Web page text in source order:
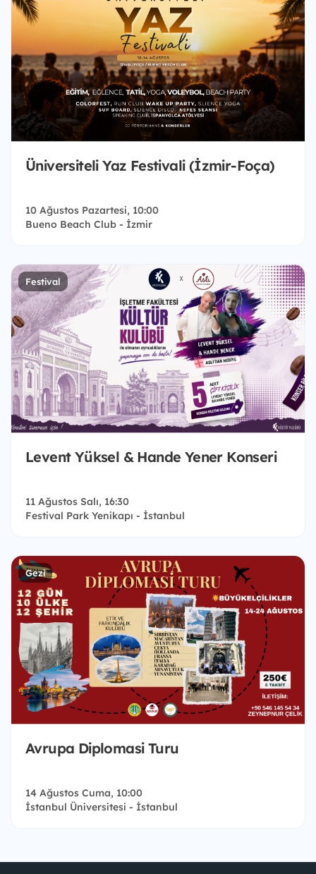
Üniversiteli Yaz Festivali (İzmir-Foça)
10 Ağustos Pazartesi, 10:00
Bueno Beach Club - İzmir
Festival
Levent Yüksel & Hande Yener Konseri
11 Ağustos Salı, 16:30
Festival Park Yenikapı - İstanbul
Gezi
Avrupa Diplomasi Turu
14 Ağustos Cuma, 10:00
İstanbul Üniversitesi - İstanbul